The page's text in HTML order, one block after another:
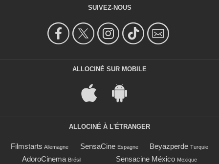
SUIVEZ-NOUS
ALLOCINÉ SUR MOBILE
ALLOCINÉ À L'ÉTRANGER
Filmstarts Allemagne SensaCine Espagne Beyazperde Turquie
AdoroCinema Brésil Sensacine México Mexique